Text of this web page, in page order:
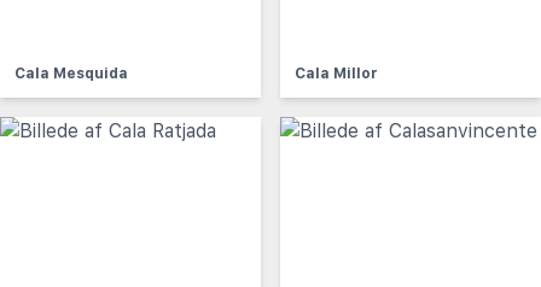
Cala Mesquida Cala Millor